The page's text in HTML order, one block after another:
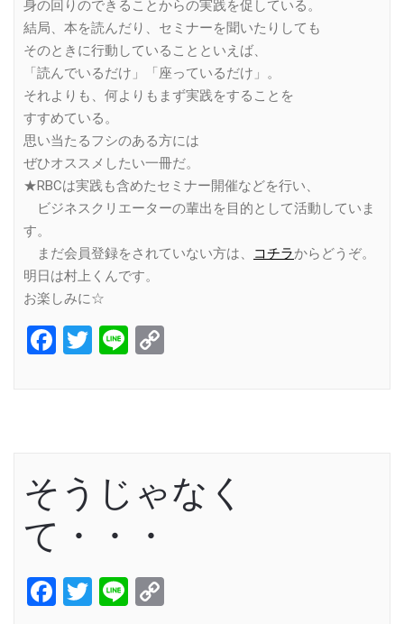
身の回りのできることからの実践を促している。
結局、本を読んだり、セミナーを聞いたりしても
そのときに行動していることといえば、
「読んでいるだけ」「座っているだけ」。
それよりも、何よりもまず実践をすることを
すすめている。
思い当たるフシのある方には
ぜひオススメしたい一冊だ。
★RBCは実践も含めたセミナー開催などを行い、
ビジネスクリエーターの輩出を目的として活動していま
す。
まだ会員登録をされていない方は、
コチラからどうぞ。
明日は村上くんです。
お楽しみに☆
Facebook
Twitter
Line
そうじゃなく
て・・・
Facebook
Twitter
Line